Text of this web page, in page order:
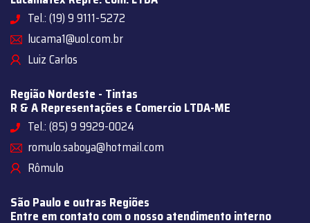
Tel.: (19) 9 9111-5272
lucama1@uol.com.br
Luiz Carlos
Região Nordeste - Tintas
R & A Representações e Comercio LTDA-ME
Tel.: (85) 9 9929-0024
romulo.saboya@hotmail.com
Rômulo
São Paulo e outras Regiões
Entre em contato com o nosso atendimento interno